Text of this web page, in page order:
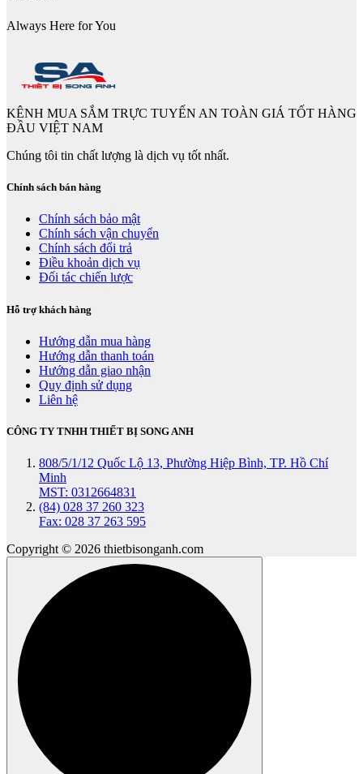
Always Here for You
KÊNH MUA SẮM TRỰC TUYẾN AN TOÀN GIÁ TỐT HÀNG
ĐẦU VIỆT NAM
Chúng tôi tin chất lượng là dịch vụ tốt nhất.
Chính sách bán hàng
Chính sách bảo mật
Chính sách vận chuyển
Chính sách đổi trả
Điều khoản dịch vụ
Đối tác chiến lược
Hỗ trợ khách hàng
Hướng dẫn mua hàng
Hướng dẫn thanh toán
Hướng dẫn giao nhận
Quy định sử dụng
Liên hệ
CÔNG TY TNHH THIẾT BỊ SONG ANH
808/5/1/12 Quốc Lộ 13, Phường Hiệp Bình, TP. Hồ Chí
Minh
MST: 0312664831
(84) 028 37 260 323
Fax: 028 37 263 595
Copyright © 2026 thietbisonganh.com